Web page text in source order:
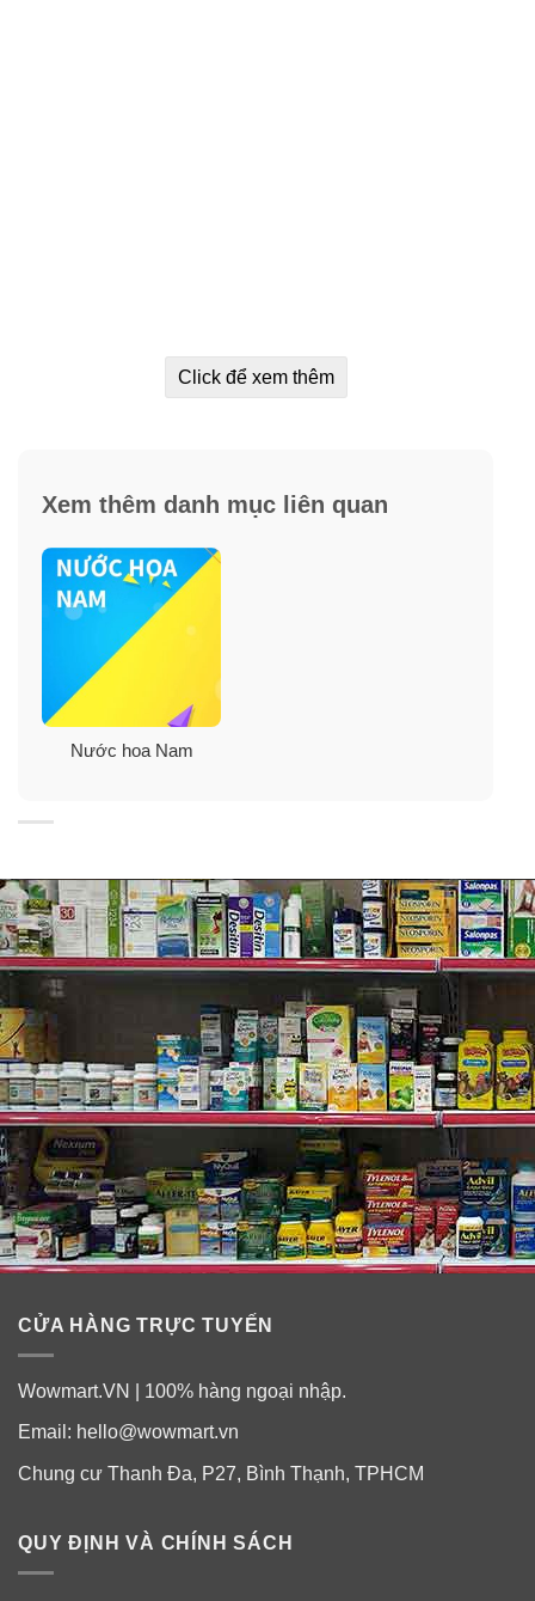
Click để xem thêm
Xem thêm danh mục liên quan
Nước hoa Nam
CỬA HÀNG TRỰC TUYẾN
Wowmart.VN | 100% hàng ngoại nhập.
Email: hello@wowmart.vn
Chung cư Thanh Đa, P27, Bình Thạnh, TPHCM
QUY ĐỊNH VÀ CHÍNH SÁCH